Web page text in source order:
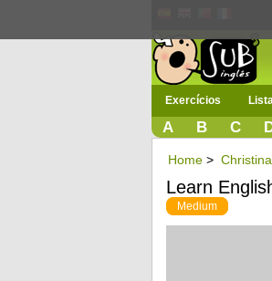
Exercícios
A B C
Home >
Learn
Medium